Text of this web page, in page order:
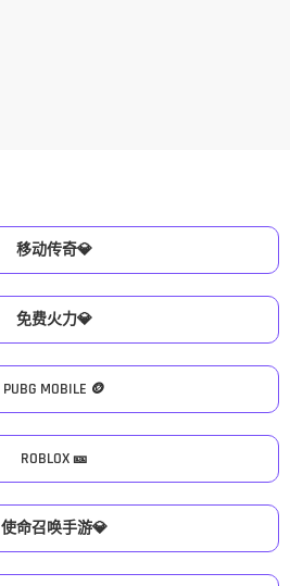
移动传奇💎
免费火力💎
PUBG MOBILE 🪙
ROBLOX 🎫
使命召唤手游💎